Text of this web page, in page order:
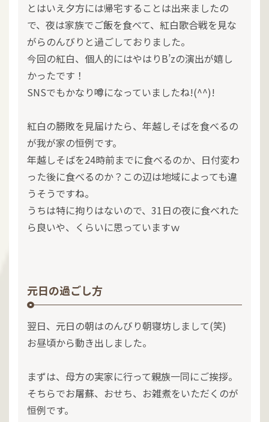
とはいえ夕方には帰宅することは出来ましたの
で、夜は家族でご飯を食べて、紅白歌合戦を見な
がらのんびりと過ごしておりました。
今回の紅白、個人的にはやはりB’zの演出が嬉し
かったです！
SNSでもかなり噂になっていましたね!(^^)!
紅白の勝敗を見届けたら、年越しそばを食べるの
が我が家の恒例です。
年越しそばを24時前までに食べるのか、日付変わ
った後に食べるのか？この辺は地域によっても違
うそうですね。
うちは特に拘りはないので、31日の夜に食べれた
ら良いや、くらいに思っていますｗ
元日の過ごし方
翌日、元日の朝はのんびり朝寝坊しまして(笑)
お昼頃から動き出しました。
まずは、母方の実家に行って親族一同にご挨拶。
そちらでお屠蘇、おせち、お雑煮をいただくのが
恒例です。